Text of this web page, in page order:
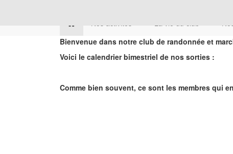
Nos activités
La vie du club
Bienvenue dans notre club de randonnée et
Voici le calendrier bimestriel de nos sorties :
Comme bien souvent, ce sont les membres qui